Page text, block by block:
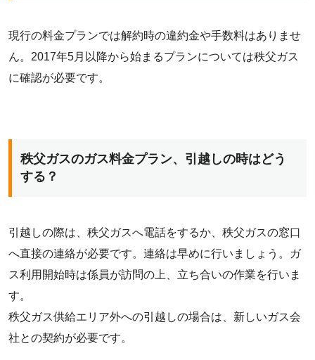
現行の料金プランでは解約時の違約金や手数料はありませ
ん。2017年5月以降から始まるプランについては秩父ガス
に確認が必要です。
秩父ガスのガス料金プラン、引越しの時はどう
する？
引越しの際は、秩父ガスへ電話をするか、秩父ガスの窓口
へ直接の連絡が必要です。連絡は早めに行いましょう。ガ
ス利用開始時は係員が訪問の上、立ち合いの作業を行いま
す。
秩父ガス供給エリア外への引越しの場合は、新しいガス会
社との契約が必要です。